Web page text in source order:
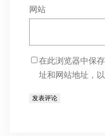
网站
在此浏览器中保
址和网站地址，